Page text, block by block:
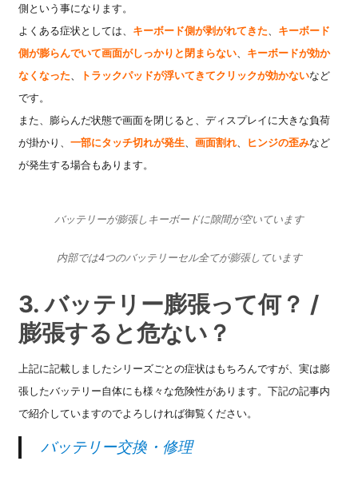
側という事になります。
よくある症状としては、 キーボード側が剥がれてきた
キーボード
側が膨らんでいて画面がしっかりと閉まらない
キーボードが効か
なくなった
トラックパッドが浮いてきてクリックが効かないなど
です。
また、膨らんだ状態で画面を閉じると、ディスプレイに大きな負荷
が掛かり、一部にタッチ切れが発生 、画面割れ ヒンジの歪みなど
が発生する場合もあります。
バッテリーが膨張しキーボードに隙間が空いています
内部では4つのバッテリーセル全てが膨張しています
3. バッテリー膨張って何？ /
膨張すると危ない？
上記に記載しましたシリーズごとの症状はもちろんですが、実は膨
張したバッテリー自体にも様々な危険性があります。下記の記事内
で紹介していますのでよろしければ御覧ください。
バッテリー交換・修理